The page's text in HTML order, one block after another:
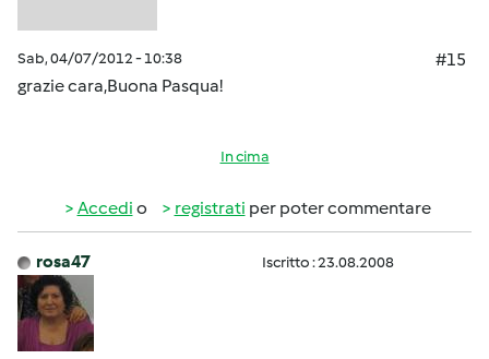
Sab, 04/07/2012 - 10:38
#15
grazie cara,Buona Pasqua!
In cima
Accedi o registrati per poter commentare
rosa47 Iscritto : 23.08.2008